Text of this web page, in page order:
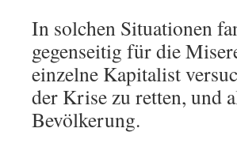
In solchen Situationen
gegenseitig für die
einzelne Kapitalist
der Krise zu retten, und
Bevölkerung.